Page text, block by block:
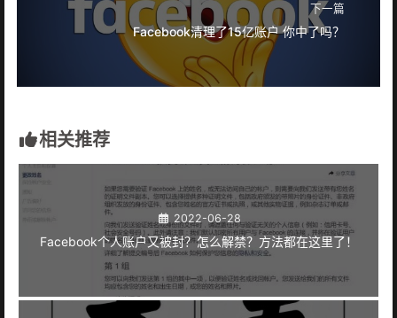
下一篇
Facebook清理了15亿账户 你中了吗？
相关推荐
2022-06-28
Facebook个人账户又被封？怎么解禁？方法都在这里了！